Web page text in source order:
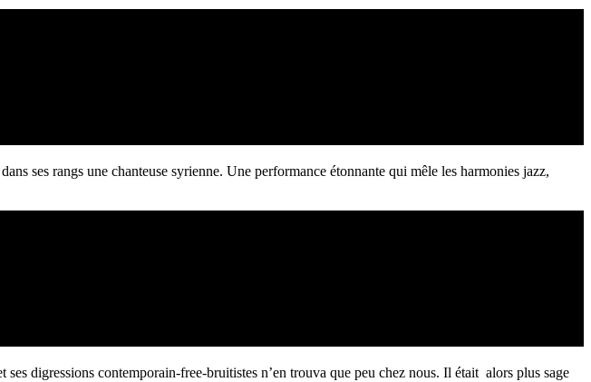
ses rangs une chanteuse syrienne. Une performance étonnante qui mêle les harmonies jazz,
ses digressions contemporain-free-bruitistes n’en trouva que peu chez nous. Il était alors plus sage